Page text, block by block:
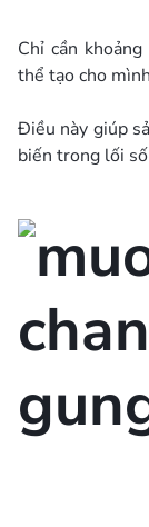
Chỉ cần
thể tạo cho
Điều này giúp
biến trong lối